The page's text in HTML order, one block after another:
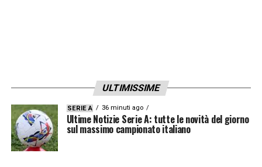
ULTIMISSIME
SERIE A 36 minuti ago
Ultime Notizie Serie A: tutte le novità del giorno
sul massimo campionato italiano